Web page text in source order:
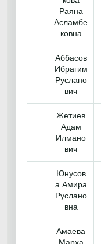
Раяна
Асламбе
ковна
Аббасов
Ибрагим
Руслано
вич
Жетиев
Адам
Илмано
вич
Юнусов
а Амира
Руслано
вна
Амаева